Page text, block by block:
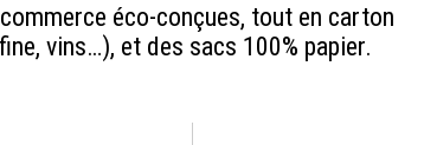
éco-conçues, tout en carton
vins…), et des sacs 100% papier.